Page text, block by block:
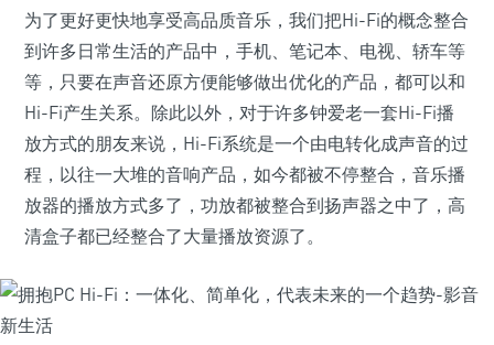
为了更好更快地享受高品质音乐，我们把Hi-Fi的概念整合
到许多日常生活的产品中，手机、笔记本、电视、轿车等
等，只要在声音还原方便能够做出优化的产品，都可以和
Hi-Fi产生关系。除此以外，对于许多钟爱老一套Hi-Fi播
放方式的朋友来说，Hi-Fi系统是一个由电转化成声音的过
程，以往一大堆的音响产品，如今都被不停整合，音乐播
放器的播放方式多了，功放都被整合到扬声器之中了，高
清盒子都已经整合了大量播放资源了。